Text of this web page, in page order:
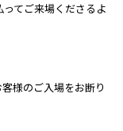
てご来場くださるよ
様のご入場をお断り